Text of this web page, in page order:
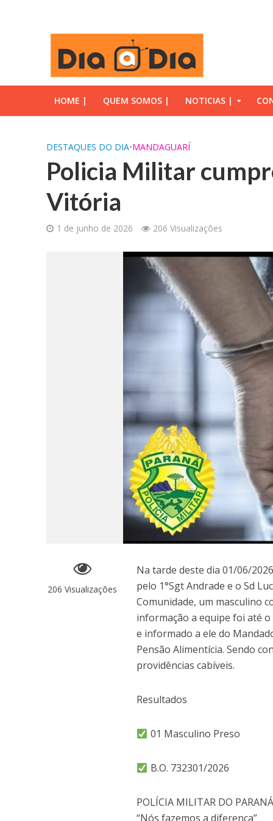
HOME | QUEM SOMOS | NOTICIAS |
DESTAQUES DO DIA•MANDAGUARÍ
Policia Militar
Vitória
1 de junho de 2026 206 Visualizações
206 Visualizações
Na tarde deste dia 01/06/
pelo 1°Sgt Andrade e o Sd
Comunidade, um masculino
informação a equipe foi até
e informado a ele do
Pensão Alimentícia. Sendo
providências cabíveis.
Resultados
01 Masculino Preso
B.O. 732301/2026
POLÍCIA MILITAR DO PARANÁ
“Nós fazemos a diferença”